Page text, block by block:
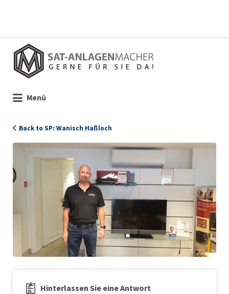
Suchen
nach:
Menü
360_Wanisch_Portrait
Back to SP: Wanisch Haßloch
Hinterlassen Sie eine Antwort